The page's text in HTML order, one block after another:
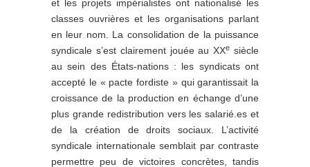
et les projets impérialistes ont nationalisé les
classes ouvrières et les organisations parlant
en leur nom. La consolidation de la puissance
syndicale s’est clairement jouée au XXe siècle
au sein des États-nations : les syndicats ont
accepté le « pacte fordiste » qui garantissait la
croissance de la production en échange d’une
plus grande redistribution vers les salarié.es et
de la création de droits sociaux. L’activité
syndicale internationale semblait par contraste
permettre peu de victoires concrètes, tandis